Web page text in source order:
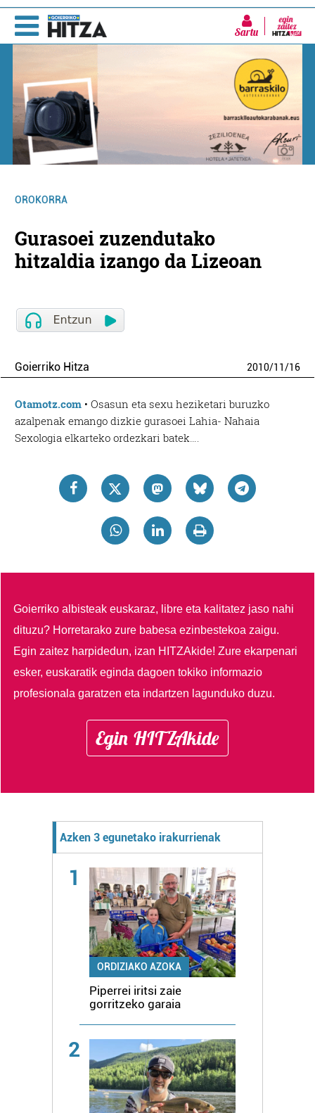
Sartu
OROKORRA
Gurasoei zuzendutako
hitzaldia izango da Lizeoan
Goierriko Hitza 2010/11/16
Otamotz.com • Osasun eta sexu heziketari buruzko
azalpenak emango dizkie gurasoei Lahia- Nahaia
Sexologia elkarteko ordezkari batek….
Goierriko albisteak euskaraz, libre eta kalitatez jaso nahi
dituzu? Horretarako zure babesa ezinbestekoa zaigu.
Egin zaitez harpidedun, izan HITZAkide!Zure ekarpenari
esker, euskaratik eginda dagoen tokiko informazio
profesionala garatzen eta indartzen lagunduko duzu.
Egin HITZAkide
Azken 3 egunetako irakurrienak
1
ORDIZIAKO AZOKA
Piperrei iritsi zaie
gorritzeko garaia
2